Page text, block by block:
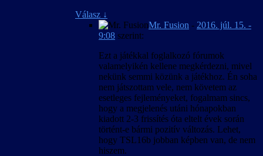
Válasz ↓
Mr. Fusion - 2016. júl. 15. -
9:08 szerint:
Ezt a játékkal foglalkozó fórumok
valamelyikén kellene megkérdezni, mivel
nekünk semmi közünk a játékhoz. Én soha
nem játszottam vele, nem követem az
esetleges fejleményeket, fogalmam sincs,
hogy a megjelenés utáni hónapokban
kiadott 2-3 frissítés óta eltelt évek során
történt-e bármi pozitív változás. Lehet,
hogy TSL16b jobban képben van, de nem
hiszem.